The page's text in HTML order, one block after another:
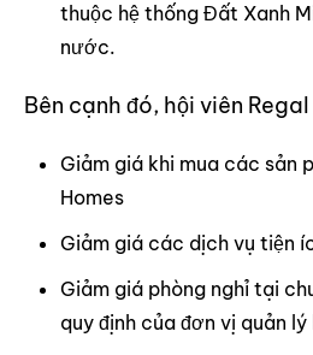
thuộc hệ thống Đất Xanh
nước.
Bên cạnh đó, hội viên
Giảm giá khi mua các sản
Homes
Giảm giá các dịch vụ tiện
Giảm giá phòng nghỉ tại
quy định của đơn vị quản lý